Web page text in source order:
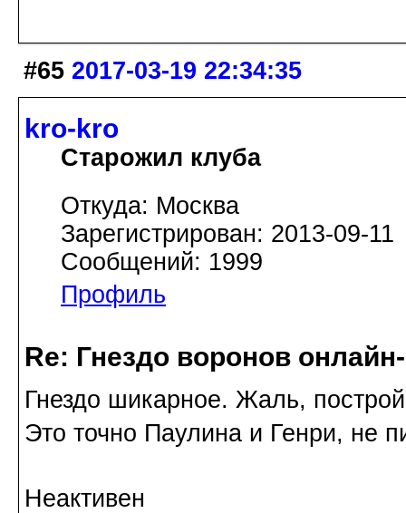
#65 2017-03-19 22:34:35
kro-kro
Старожил клуба
Откуда: Москва
Зарегистрирован: 2013-09-11
Сообщений: 1999
Профиль
Re: Гнездо воронов
Гнездо шикарное. Жаль,
Это точно Паулина и Генри, не
Неактивен